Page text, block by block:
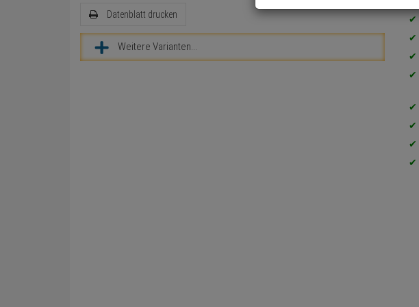
Datenblatt drucken
Weitere Varianten...